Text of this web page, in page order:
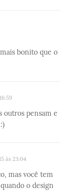
bonito que o
outros pensam e
às 23:04
mas você tem
o design